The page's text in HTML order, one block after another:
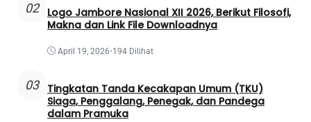
02
Logo Jambore Nasional XII 2026, Berikut Filosofi,
Makna dan Link File Downloadnya
April 19, 2026•194 Dilihat
03
Tingkatan Tanda Kecakapan Umum (TKU)
Siaga, Penggalang, Penegak, dan Pandega
dalam Pramuka